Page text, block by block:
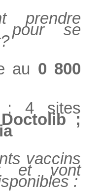
prendre
pour se
au 0 800
: 4 sites
;
vaccins
et vont
: